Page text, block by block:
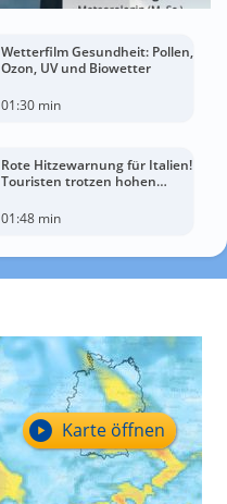
Wetterfilm Gesundheit: Pollen,
Ozon, UV und Biowetter
01:30 min
Rote Hitzewarnung für Italien!
Touristen trotzen hohen
01:48 min
Karte öffnen